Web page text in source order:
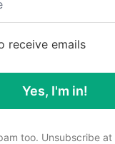
questo
AIPRM
receive emails
Yes, I'm in!
too. Unsubscribe at